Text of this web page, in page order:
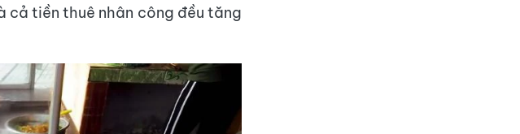
cả tiền thuê nhân công đều tăng